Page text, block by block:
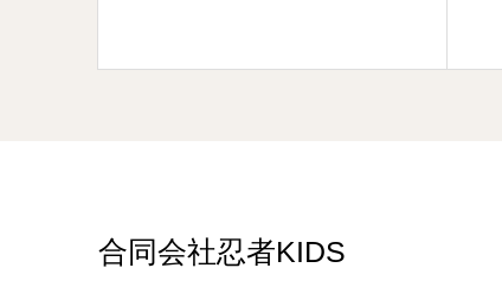
合同会社忍者KIDS